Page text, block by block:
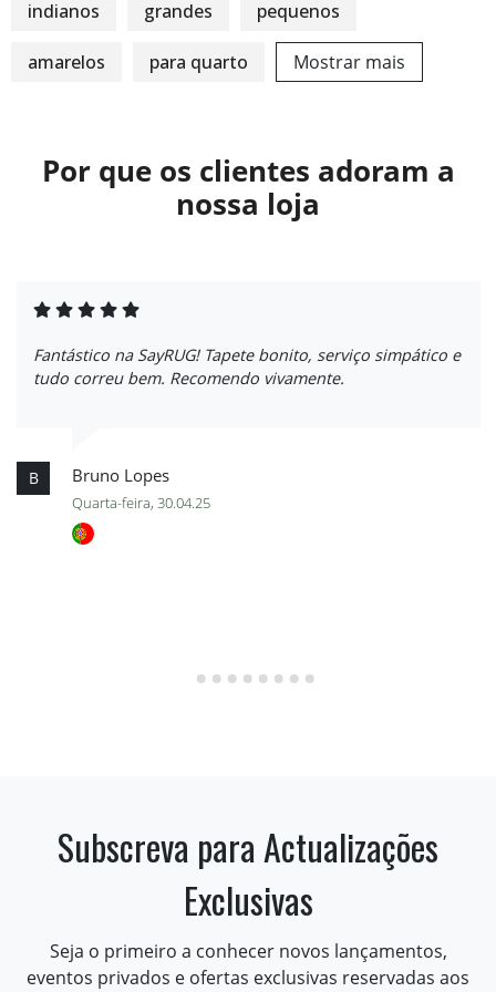
indianos grandes pequenos
amarelos para quarto Mostrar mais
Por que os clientes adoram a
nossa loja
Fantástico na SayRUG! Tapete bonito, serviço simpático e
tudo correu bem. Recomendo vivamente.
B Bruno Lopes
Quarta-feira, 30.04.25
Subscreva para Actualizações
Exclusivas
Seja o primeiro a conhecer novos lançamentos,
eventos privados e ofertas exclusivas reservadas aos